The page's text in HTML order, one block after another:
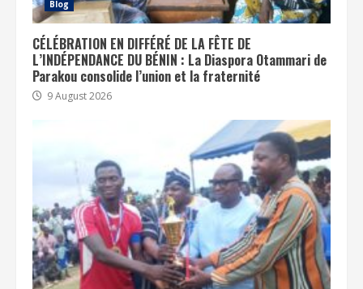
Blog
CÉLÉBRATION EN DIFFÉRÉ DE LA FÊTE DE
L’INDÉPENDANCE DU BÉNIN : La Diaspora Otammari de
Parakou consolide l’union et la fraternité
9 August 2026